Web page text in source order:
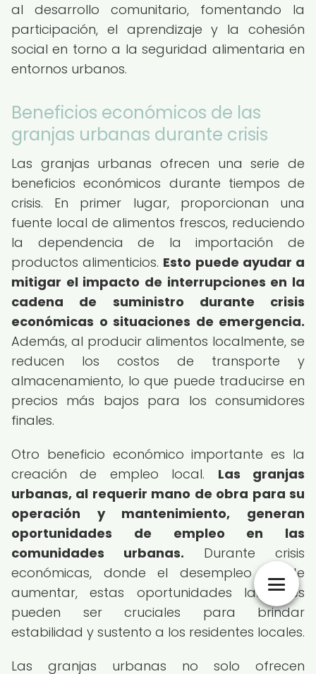
al desarrollo comunitario, fomentando la
participación, el aprendizaje y la cohesión
social en torno a la seguridad alimentaria en
entornos urbanos.
Beneficios económicos de las
granjas urbanas durante crisis
Las granjas urbanas ofrecen una serie de
beneficios económicos durante tiempos de
crisis. En primer lugar, proporcionan una
fuente local de alimentos frescos, reduciendo
la dependencia de la importación de
productos alimenticios. Esto puede ayudar a
mitigar el impacto de interrupciones en la
cadena de suministro durante crisis
económicas o situaciones de emergencia.
Además, al producir alimentos localmente, se
reducen los costos de transporte y
almacenamiento, lo que puede traducirse en
precios más bajos para los consumidores
finales.
Otro beneficio económico importante es la
creación de empleo local. Las granjas
urbanas, al requerir mano de obra para su
operación y mantenimiento, generan
oportunidades de empleo en las
comunidades urbanas. Durante crisis
económicas, donde el desempleo puede
aumentar, estas oportunidades laborales
pueden ser cruciales para brindar
estabilidad y sustento a los residentes locales.
Las granjas urbanas no solo ofrecen